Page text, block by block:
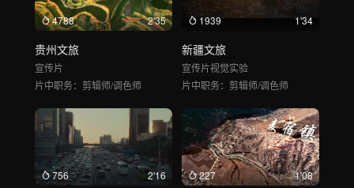
4788 2'35
贵州文旅
宣传片
片中职务： 剪辑师/调色师
1939 1'34
新疆文旅
宣传片视觉实验
片中职务： 剪辑师/调色师
756 2'16 227 1'08